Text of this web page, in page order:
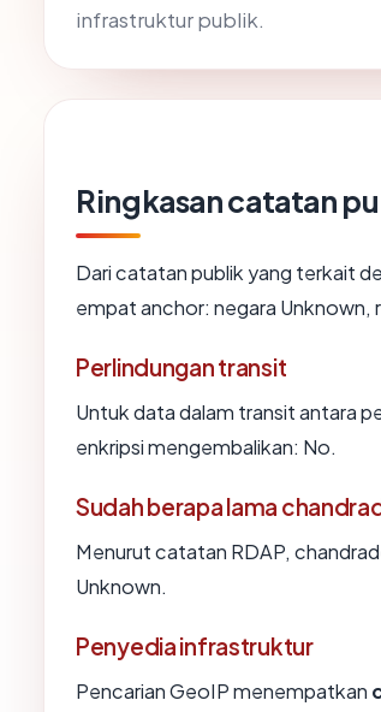
infrastruktur publik.
Ringkasan catatan
Dari catatan publik yang terkait
empat anchor: negara Unknown,
Perlindungan transit
Untuk data dalam transit antara
enkripsi mengembalikan: No.
Sudah berapa lama
Menurut catatan RDAP,
Unknown.
Penyedia infrastruktur
Pencarian GeoIP menempatkan